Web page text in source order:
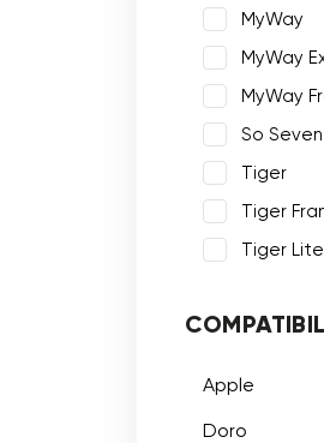
MyWay
MyWay
MyWay
So Seven
Tiger
Tiger
Tiger Lite
Apple
Doro